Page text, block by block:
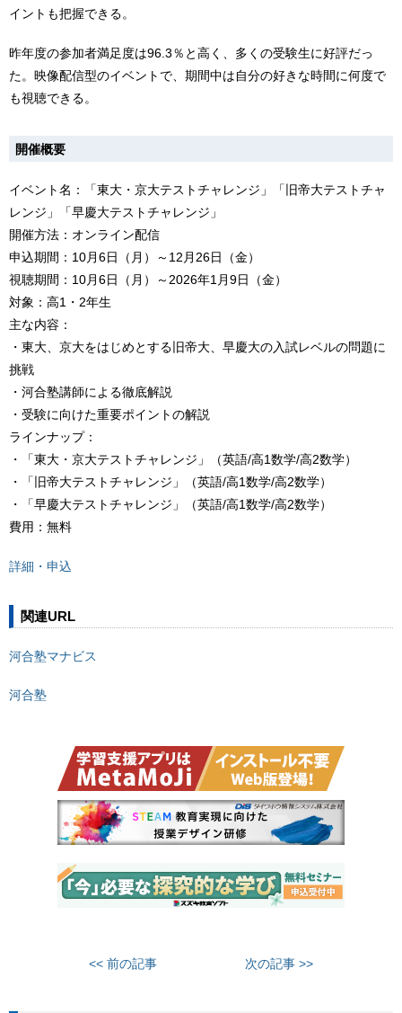
イントも把握できる。
昨年度の参加者満足度は96.3％と高く、多くの受験生に好評だっ
た。映像配信型のイベントで、期間中は自分の好きな時間に何度で
も視聴できる。
開催概要
イベント名：「東大・京大テストチャレンジ」「旧帝大テストチャ
レンジ」「早慶大テストチャレンジ」
開催方法：オンライン配信
申込期間：10月6日（月）～12月26日（金）
視聴期間：10月6日（月）～2026年1月9日（金）
対象：高1・2年生
主な内容：
・東大、京大をはじめとする旧帝大、早慶大の入試レベルの問題に
挑戦
・河合塾講師による徹底解説
・受験に向けた重要ポイントの解説
ラインナップ：
・「東大・京大テストチャレンジ」（英語/高1数学/高2数学）
・「旧帝大テストチャレンジ」（英語/高1数学/高2数学）
・「早慶大テストチャレンジ」（英語/高1数学/高2数学）
費用：無料
詳細・申込
関連URL
河合塾マナビス
河合塾
<< 前の記事 次の記事 >>